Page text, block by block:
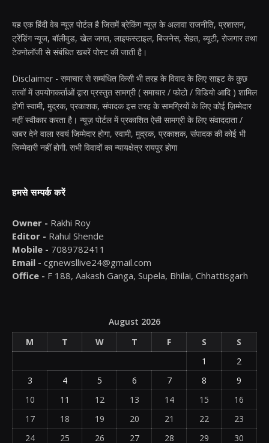
यह एक हिंदी वेब न्यूज़ पोर्टल है जिसमें ब्रेकिंग न्यूज़ के अलावा राजनीति, प्रशासन,
ट्रेंडिंग न्यूज, बॉलीवुड, खेल जगत, लाइफस्टाइल, बिजनेस, सेहत, ब्यूटी, रोजगार तथा
टेक्नोलॉजी से संबंधित खबरें पोस्ट की जाती है।
Disclaimer - समाचार से सम्बंधित किसी भी तरह के विवाद के लिए साइट के कुछ
तत्वों में उपयोगकर्ताओं द्वारा प्रस्तुत सामग्री ( समाचार / फोटो / विडियो आदि ) शामिल
होगी स्वामी, मुद्रक, प्रकाशक, संपादक इस तरह के सामग्रियों के लिए कोई ज़िम्मेदार
नहीं स्वीकार करता है। न्यूज़ पोर्टल में प्रकाशित ऐसी सामग्री के लिए संवाददाता /
खबर देने वाला स्वयं जिम्मेदार होगा, स्वामी, मुद्रक, प्रकाशक, संपादक की कोई भी
जिम्मेदारी नहीं होगी. सभी विवादों का न्यायक्षेत्र रायपुर होगा
हमसे सम्पर्क करें
Owner - Rakhi Roy
Editor - Rahul Shende
Mobile - 7089782411
Email - cgnewsllive24@gmail.com
Office - F 188, Aakash Ganga, Supela, Bhilai, Chhattisgarh
August 2026
M
T W T F S
S
1
2
3
4 5 6 7 8
9
10
11 12 13 14 15
16
17
18 19 20 21 22
23
24
25 26 27 28 29 30